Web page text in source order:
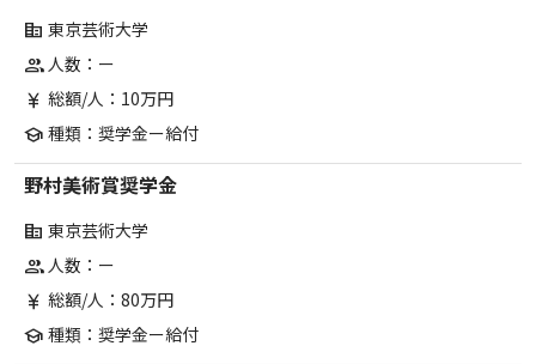
corporate_fare 東京芸術大学
group人数：ー
currency_yen 総額/人：10万円
school 種類：奨学金ー給付
野村美術賞奨学金
corporate_fare 東京芸術大学
group人数：ー
currency_yen 総額/人：80万円
school 種類：奨学金ー給付